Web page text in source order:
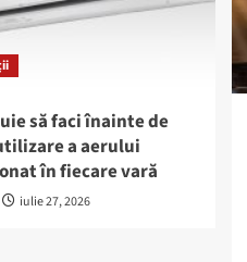
să faci înainte de
a aerului
în fiecare vară
iulie 27, 2026